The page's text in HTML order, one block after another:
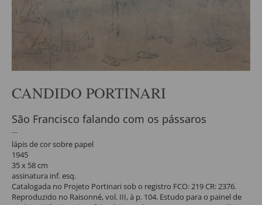
CANDIDO PORTINARI
São Francisco falando com os pássaros
lápis de cor sobre papel
1945
35 x 58 cm
assinatura inf. esq.
Catalogada no Projeto Portinari sob o registro FCO: 219 CR: 2376.
Reproduzido no Raisonné, vol. III, à p. 104. Estudo para o painel de